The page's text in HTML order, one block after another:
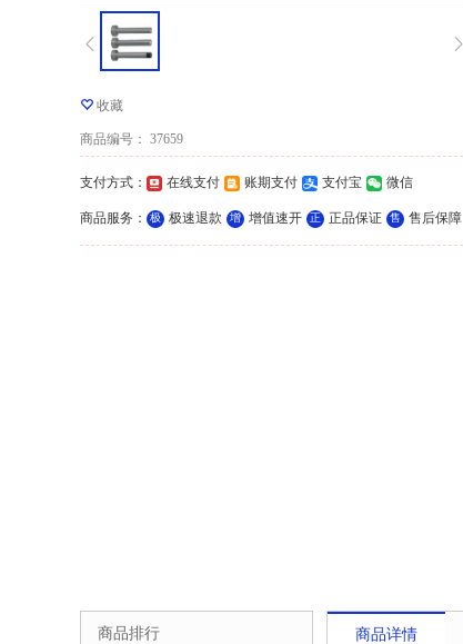
收藏
商品编号 ： 37659
支付方式 ： 在线支付 账期支付 支付宝 微信
商品服务 ： 极 极速退款 增 增值速开 正 正品保证 售 售后保障
商品排行 商品详情